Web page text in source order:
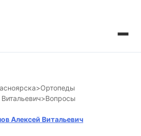
>Ортопеды
>Вопросы
Алексей Витальевич